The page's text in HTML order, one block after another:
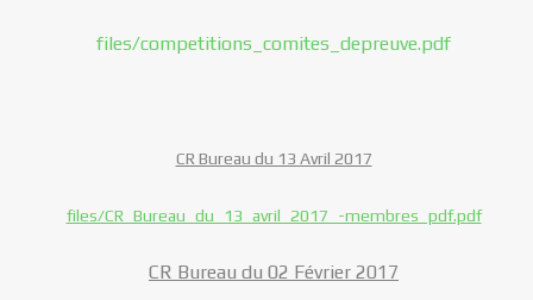
files/competitions_comites_depreuve.pdf
CR Bureau du 13 Avril 2017
files/CR_Bureau_du_13_avril_2017_-membres_pdf.pdf
CR Bureau du 02 Février 2017